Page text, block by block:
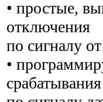
• простые,
отключения
по сигналу
•
срабатывания